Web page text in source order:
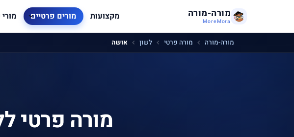
מורה-מורה
MoreMora מקצועות מורים פרטיים
מורה-מורה מורה פרטי לשון אושה
מורה פרטי